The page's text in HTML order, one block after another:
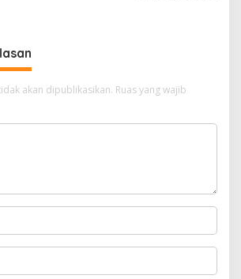
akan dipublikasikan. Ruas yang wajib